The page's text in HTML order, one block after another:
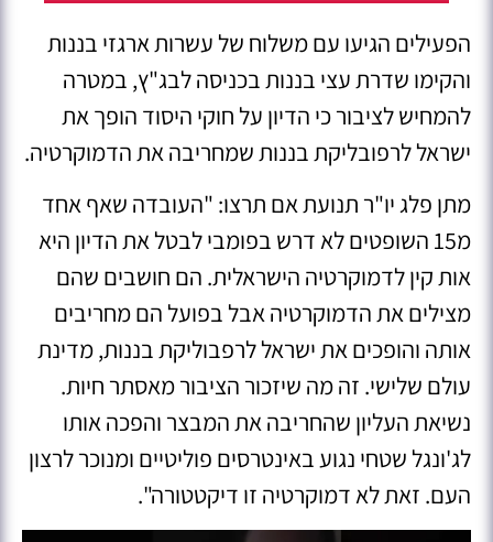
הפעילים הגיעו עם משלוח של עשרות ארגזי בננות
והקימו שדרת עצי בננות בכניסה לבג"ץ, במטרה
להמחיש לציבור כי הדיון על חוקי היסוד הופך את
ישראל לרפובליקת בננות שמחריבה את הדמוקרטיה.
מתן פלג יו"ר תנועת אם תרצו: "העובדה שאף אחד
מ15 השופטים לא דרש בפומבי לבטל את הדיון היא
אות קין לדמוקרטיה הישראלית. הם חושבים שהם
מצילים את הדמוקרטיה אבל בפועל הם מחריבים
אותה והופכים את ישראל לרפבוליקת בננות, מדינת
עולם שלישי. זה מה שיזכור הציבור מאסתר חיות.
נשיאת העליון שהחריבה את המבצר והפכה אותו
לג'ונגל שטחי נגוע באינטרסים פוליטיים ומנוכר לרצון
העם. זאת לא דמוקרטיה זו דיקטטורה".